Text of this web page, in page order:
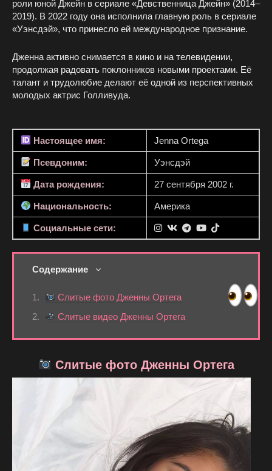
роли юной Джейн в сериале «Девственница Джейн» (2014–
2019). В 2022 году она исполнила главную роль в сериале
«Уэнсдэй», что принесло ей международное признание.
Дженна активно снимается в кино и на телевидении,
продолжая радовать поклонников новыми проектами. Её
талант и трудолюбие делают её одной из перспективных
молодых актрис Голливуда.
Настоящее имя: Jenna Ortega
Псевдоним: Уэнсдэй
Дата рождения: 27 сентября 2002 г.
Национальность: Америка
Социальные сети:
Содержание
Слитые фото Дженны Ортега
Слитые видео Дженны Ортега
Слитые фото Дженны Ортега